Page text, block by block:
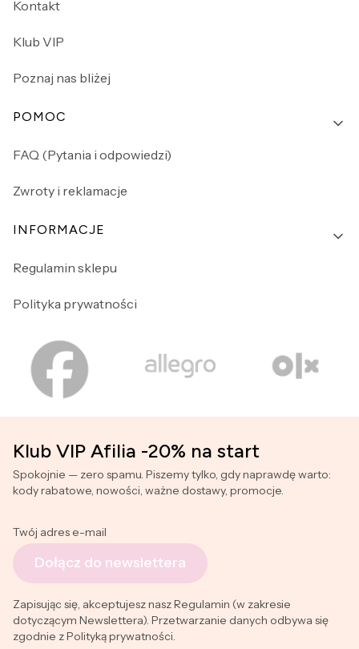
Kontakt
Klub VIP
Poznaj nas bliżej
POMOC
FAQ (Pytania i odpowiedzi)
Zwroty i reklamacje
INFORMACJE
Regulamin sklepu
Polityka prywatności
Klub VIP Afilia -20% na start
Spokojnie — zero spamu. Piszemy tylko, gdy naprawdę warto:
kody rabatowe, nowości, ważne dostawy, promocje.
Twój adres e-mail
Dołącz do newslettera
Zapisując się, akceptujesz nasz Regulamin (w zakresie
dotyczącym Newslettera). Przetwarzanie danych odbywa się
zgodnie z Polityką prywatności.